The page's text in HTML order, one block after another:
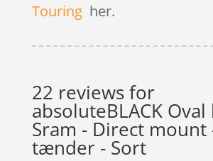
Touringher.
22 reviews for
absoluteBLACK
Sram - Direct mount
tænder - Sort